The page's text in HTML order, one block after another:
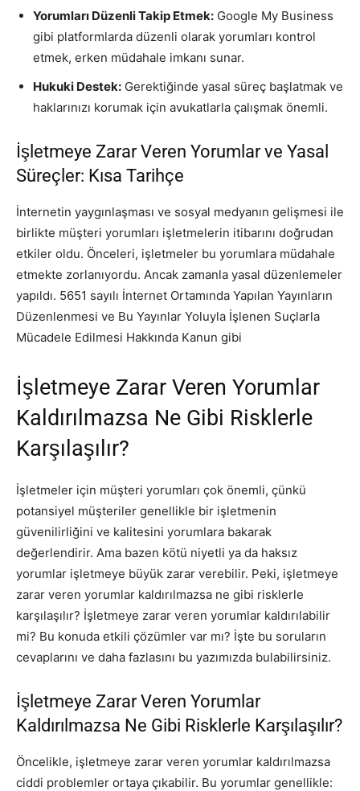
Yorumları Düzenli Takip Etmek: Google My Business
gibi platformlarda düzenli olarak yorumları kontrol
etmek, erken müdahale imkanı sunar.
Hukuki Destek: Gerektiğinde yasal süreç başlatmak ve
haklarınızı korumak için avukatlarla çalışmak önemli.
İşletmeye Zarar Veren Yorumlar ve Yasal
Süreçler: Kısa Tarihçe
İnternetin yaygınlaşması ve sosyal medyanın gelişmesi ile
birlikte müşteri yorumları işletmelerin itibarını doğrudan
etkiler oldu. Önceleri, işletmeler bu yorumlara müdahale
etmekte zorlanıyordu. Ancak zamanla yasal düzenlemeler
yapıldı. 5651 sayılı İnternet Ortamında Yapılan Yayınların
Düzenlenmesi ve Bu Yayınlar Yoluyla İşlenen Suçlarla
Mücadele Edilmesi Hakkında Kanun gibi
İşletmeye Zarar Veren Yorumlar
Kaldırılmazsa Ne Gibi Risklerle
Karşılaşılır?
İşletmeler için müşteri yorumları çok önemli, çünkü
potansiyel müşteriler genellikle bir işletmenin
güvenilirliğini ve kalitesini yorumlara bakarak
değerlendirir. Ama bazen kötü niyetli ya da haksız
yorumlar işletmeye büyük zarar verebilir. Peki, işletmeye
zarar veren yorumlar kaldırılmazsa ne gibi risklerle
karşılaşılır? İşletmeye zarar veren yorumlar kaldırılabilir
mi? Bu konuda etkili çözümler var mı? İşte bu soruların
cevaplarını ve daha fazlasını bu yazımızda bulabilirsiniz.
İşletmeye Zarar Veren Yorumlar
Kaldırılmazsa Ne Gibi Risklerle Karşılaşılır?
Öncelikle, işletmeye zarar veren yorumlar kaldırılmazsa
ciddi problemler ortaya çıkabilir. Bu yorumlar genellikle: